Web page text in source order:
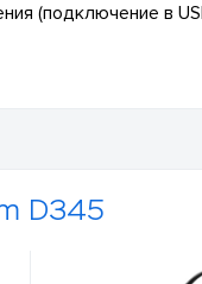
(подключение в
D345